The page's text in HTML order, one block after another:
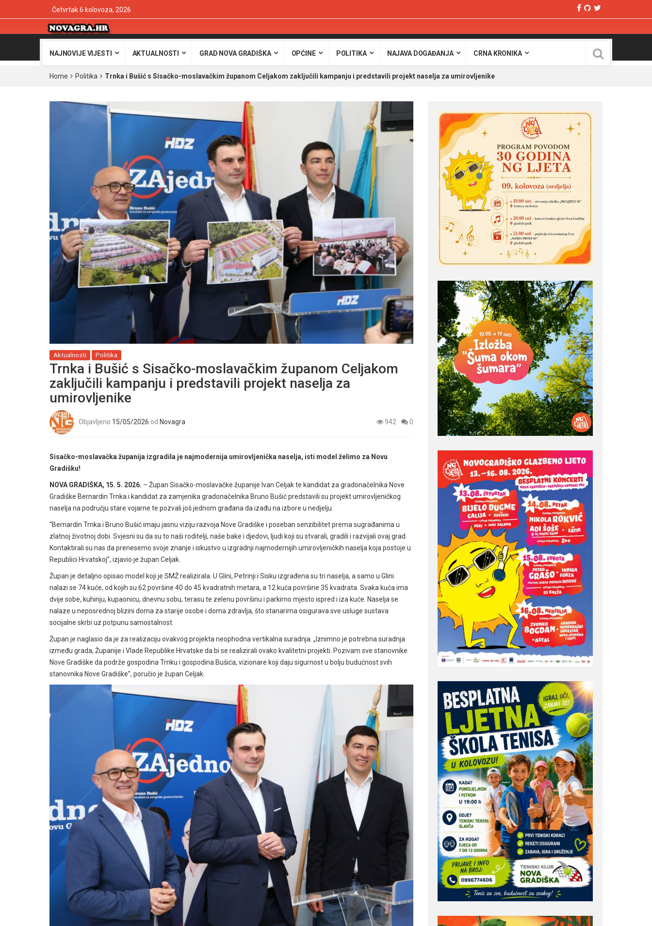
Četvrtak 6 kolovoza, 2026
NAJNOVIJE VIJESTI AKTUALNOSTI GRAD NOVA GRADIŠKA OPĆINE POLITIKA NAJAVA DOGAĐANJA CRNA KRONIKA
Home Politika Trnka i Bušić s Sisačko-moslavačkim županom Celjakom zaključili kampanju i predstavili projekt naselja za umirovljenike
Aktualnosti Politika
Trnka i Bušić s Sisačko-moslavačkim županom Celjakom
zaključili kampanju i predstavili projekt naselja za
umirovljenike
Objavljeno 15/05/2026 od Novagra 942 0
Sisačko-moslavačka županija izgradila je najmodernija umirovljenička naselja, isti model želimo za Novu
Gradišku!
NOVA GRADIŠKA, 15. 5. 2026. – Župan Sisačko-moslavačke županije Ivan Celjak te kandidat za gradonačelnika Nove
Gradiške Bernardin Trnka i kandidat za zamjenika gradonačelnika Bruno Bušić predstavili su projekt umirovljeničkog
naselja na području stare vojarne te pozvali još jednom građana da izađu na izbore u nedjelju.
“Bernardin Trnka i Bruno Bušić imaju jasnu viziju razvoja Nove Gradiške i poseban senzibilitet prema sugrađanima u
zlatnoj životnoj dobi. Svjesni su da su to naši roditelji, naše bake i djedovi, ljudi koji su stvarali, gradili i razvijali ovaj grad.
Kontaktirali su nas da prenesemo svoje znanje i iskustvo u izgradnji najmodernijih umirovljeničkih naselja koja postoje u
Republici Hrvatskoj”, izjavio je župan Celjak.
Župan je detaljno opisao model koji je SMŽ realizirala. U Glini, Petrinji i Sisku izgrađena su tri naselja, a samo u Glini
nalazi se 74 kuće, od kojih su 62 površine 40 do 45 kvadratnih metara, a 12 kuća površine 35 kvadrata. Svaka kuća ima
dvije sobe, kuhinju, kupaonicu, dnevnu sobu, terasu te zelenu površinu i parkirno mjesto ispred i iza kuće. Naselja se
nalaze u neposrednoj blizini doma za starije osobe i doma zdravlja, što stanarima osigurava sve usluge sustava
socijalne skrbi uz potpunu samostalnost.
Župan je naglasio da je za realizaciju ovakvog projekta neophodna vertikalna suradnja. „Iznimno je potrebna suradnja
između grada, Županije i Vlade Republike Hrvatske da bi se realizirali ovako kvalitetni projekti. Pozivam sve stanovnike
Nove Gradiške da podrže gospodina Trnku i gospodina Bušića, vizionare koji daju sigurnost u bolju budućnost svih
stanovnika Nove Gradiške”, poručio je župan Celjak.